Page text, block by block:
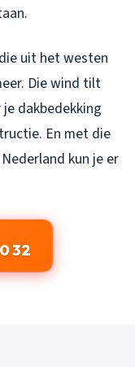
uit het westen
Die wind tilt
dakbedekking
En met die
kun je er
32